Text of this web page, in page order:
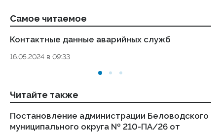
Самое читаемое
Контактные данные аварийных служб
16.05.2024 в 09:33
Читайте также
Постановление администрации Беловодского
муниципального округа № 210-ПА/26 от